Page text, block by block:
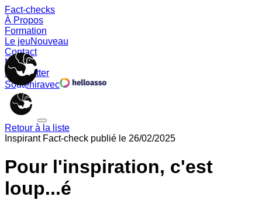
Fact-checks
À Propos
Formation
Le jeuNouveau
Contact
Memes
Newsletter
Souteniravec
Retour à la liste
InspirantFact-check publié le 26/02/2025
Pour l'inspiration, c'est
loup...é